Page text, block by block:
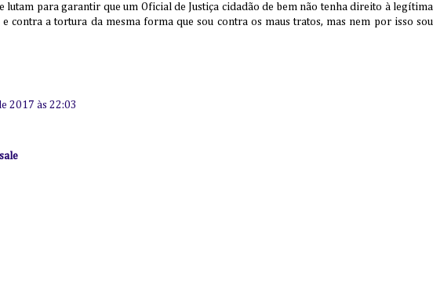
lutam para garantir que um Oficial de Justiça cidadão de bem não tenha direito à legítima
contra a tortura da mesma forma que sou contra os maus tratos, mas nem por isso sou
2017 às 22:03